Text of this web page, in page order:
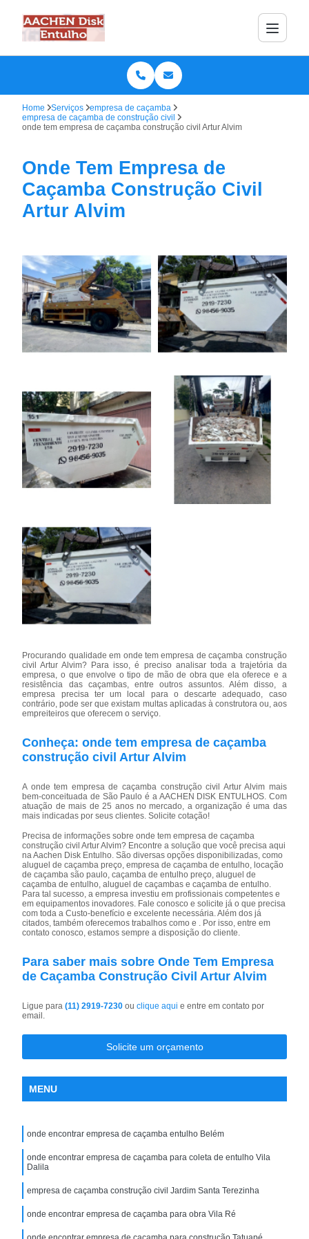
Home Serviços
empresa de caçamba
empresa de caçamba de construção civil
onde tem empresa de caçamba construção civil Artur Alvim
Onde Tem Empresa de
Caçamba Construção Civil
Artur Alvim
Procurando qualidade em onde tem empresa de caçamba construção
civil Artur Alvim? Para isso, é preciso analisar toda a trajetória da
empresa, o que envolve o tipo de mão de obra que ela oferece e a
resistência das caçambas, entre outros assuntos. Além disso, a
empresa precisa ter um local para o descarte adequado, caso
contrário, pode ser que existam multas aplicadas à construtora ou, aos
empreiteiros que oferecem o serviço.
Conheça: onde tem empresa de caçamba
construção civil Artur Alvim
A onde tem empresa de caçamba construção civil Artur Alvim mais
bem-conceituada de São Paulo é a AACHEN DISK ENTULHOS. Com
atuação de mais de 25 anos no mercado, a organização é uma das
mais indicadas por seus clientes. Solicite cotação!
Precisa de informações sobre onde tem empresa de caçamba
construção civil Artur Alvim? Encontre a solução que você precisa aqui
na Aachen Disk Entulho. São diversas opções disponibilizadas, como
aluguel de caçamba preço, empresa de caçamba de entulho, locação
de caçamba são paulo, caçamba de entulho preço, aluguel de
caçamba de entulho, aluguel de caçambas e caçamba de entulho.
Para tal sucesso, a empresa investiu em profissionais competentes e
em equipamentos inovadores. Fale conosco e solicite já o que precisa
com toda a Custo-benefício e excelente necessária. Além dos já
citados, também oferecemos trabalhos como e . Por isso, entre em
contato conosco, estamos sempre a disposição do cliente.
Para saber mais sobre Onde Tem Empresa
de Caçamba Construção Civil Artur Alvim
Ligue para(11) 2919-7230ouclique aqui e entre em contato por
email.
Solicite um orçamento
MENU
onde encontrar empresa de caçamba entulho Belém
onde encontrar empresa de caçamba para coleta de entulho Vila
Dalila
empresa de caçamba construção civil Jardim Santa Terezinha
onde encontrar empresa de caçamba para obra Vila Ré